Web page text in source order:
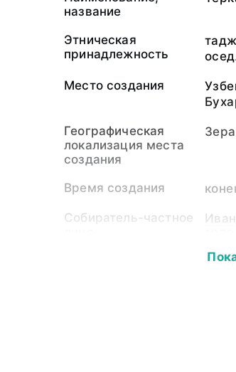
название
Этническая
принадлежность
Место создания
Географическая
локализация места
создания
Время создания
Собиратель-частное